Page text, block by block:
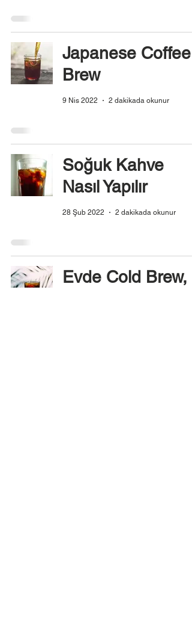
Japanese Coffee
Brew
9 Nis 2022 2 dakikada okunur
Soğuk Kahve
Nasıl Yapılır
28 Şub 2022 2 dakikada okunur
Evde Cold Brew,